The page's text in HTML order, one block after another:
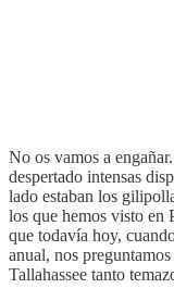
No os vamos a
despertado intensas
lado estaban los
los que hemos visto en
que todavía hoy,
anual, nos
Tallahassee tanto